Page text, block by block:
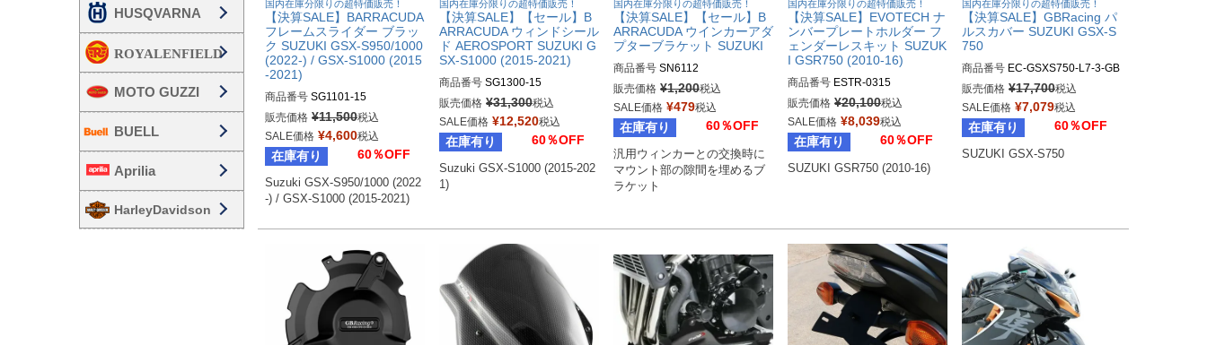
HUSQVARNA
MOTO GUZZI
BUELL
Aprilia
HarleyDavidson
国内在庫分限りの超特価販売！
【決算SALE】BARRACUDA
フレームスライダー ブラッ
ク SUZUKI GSX-S950/1000
(2022-) / GSX-S1000 (2015
-2021)
商品番号 SG1101-15
販売価格 ¥11,500税込
SALE価格 ¥4,600税込
在庫有り 60％OFF
Suzuki GSX-S950/1000 (2022
-) / GSX-S1000 (2015-2021)
国内在庫分限りの超特価販売！
【決算SALE】【セール】B
ARRACUDA ウィンドシール
ド AEROSPORT SUZUKI G
SX-S1000 (2015-2021)
商品番号 SG1300-15
販売価格 ¥31,300税込
SALE価格 ¥12,520税込
在庫有り 60％OFF
Suzuki GSX-S1000 (2015-202
1)
国内在庫分限りの超特価販売！
【決算SALE】【セール】B
ARRACUDA ウインカーアダ
プターブラケット SUZUKI
商品番号 SN6112
販売価格 ¥1,200税込
SALE価格 ¥479税込
在庫有り 60％OFF
汎用ウィンカーとの交換時に
マウント部の隙間を埋めるブ
ラケット
国内在庫分限りの超特価販売！
【決算SALE】EVOTECH ナ
ンバープレートホルダー フ
ェンダーレスキット SUZUK
I GSR750 (2010-16)
商品番号 ESTR-0315
販売価格 ¥20,100税込
SALE価格 ¥8,039税込
在庫有り 60％OFF
SUZUKI GSR750 (2010-16)
国内在庫分限りの超特価販売！
【決算SALE】GBRacing パ
ルスカバー SUZUKI GSX-S
750
商品番号 EC-GSXS750-L7-3-GB
R
gbr_EC-GSXS750-L7-3-GBR
販売価格 ¥17,700税込
SALE価格 ¥7,079税込
在庫有り 60％OFF
SUZUKI GSX-S750